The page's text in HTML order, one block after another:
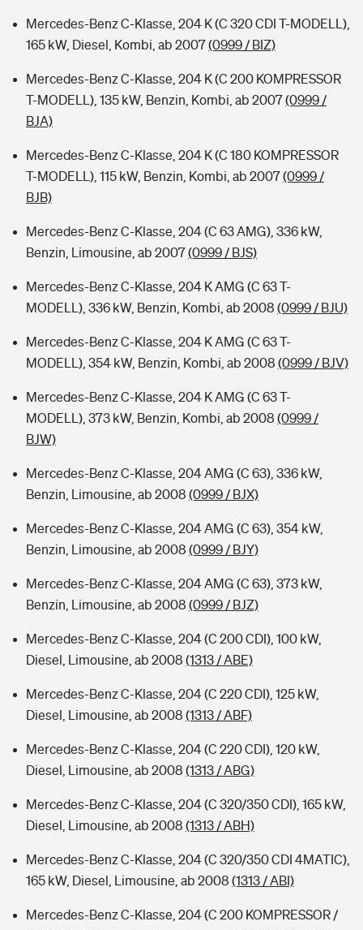
Mercedes-Benz C-Klasse, 204 K (C 320 CDI T-MODELL),
165 kW, Diesel, Kombi, ab 2007(0999 / BIZ)
Mercedes-Benz C-Klasse, 204 K (C 200 KOMPRESSOR
T-MODELL), 135 kW, Benzin, Kombi, ab 2007(0999 /
BJA)
Mercedes-Benz C-Klasse, 204 K (C 180 KOMPRESSOR
T-MODELL), 115 kW, Benzin, Kombi, ab 2007(0999 /
BJB)
Mercedes-Benz C-Klasse, 204 (C 63 AMG), 336 kW,
Benzin, Limousine, ab 2007(0999 / BJS)
Mercedes-Benz C-Klasse, 204 K AMG (C 63 T-
MODELL), 336 kW, Benzin, Kombi, ab 2008 (0999 / BJU)
Mercedes-Benz C-Klasse, 204 K AMG (C 63 T-
MODELL), 354 kW, Benzin, Kombi, ab 2008 (0999 / BJV)
Mercedes-Benz C-Klasse, 204 K AMG (C 63 T-
MODELL), 373 kW, Benzin, Kombi, ab 2008 (0999 /
BJW)
Mercedes-Benz C-Klasse, 204 AMG (C 63), 336 kW,
Benzin, Limousine, ab 2008 (0999 / BJX)
Mercedes-Benz C-Klasse, 204 AMG (C 63), 354 kW,
Benzin, Limousine, ab 2008 (0999 / BJY)
Mercedes-Benz C-Klasse, 204 AMG (C 63), 373 kW,
Benzin, Limousine, ab 2008 (0999 / BJZ)
Mercedes-Benz C-Klasse, 204 (C 200 CDI), 100 kW,
Diesel, Limousine, ab 2008 (1313 / ABE)
Mercedes-Benz C-Klasse, 204 (C 220 CDI), 125 kW,
Diesel, Limousine, ab 2008 (1313 / ABF)
Mercedes-Benz C-Klasse, 204 (C 220 CDI), 120 kW,
Diesel, Limousine, ab 2008 (1313 / ABG)
Mercedes-Benz C-Klasse, 204 (C 320/350 CDI), 165 kW,
Diesel, Limousine, ab 2008 (1313 / ABH)
Mercedes-Benz C-Klasse, 204 (C 320/350 CDI 4MATIC),
165 kW, Diesel, Limousine, ab 2008 (1313 / ABI)
Mercedes-Benz C-Klasse, 204 (C 200 KOMPRESSOR /